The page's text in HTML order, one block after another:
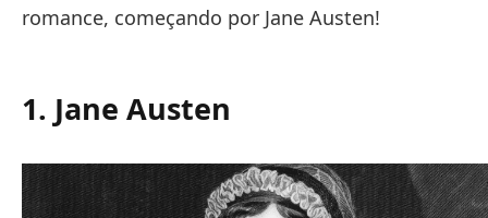
romance, começando por Jane Austen!
1. Jane Austen